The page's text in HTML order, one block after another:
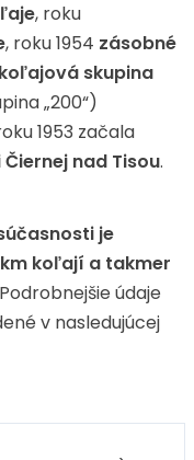
, roku
, roku 1954 zásobné
koľajová skupina
„200“)
1953 začala
nad Tisou.
je
km koľají a takmer
údaje
v nasledujúcej